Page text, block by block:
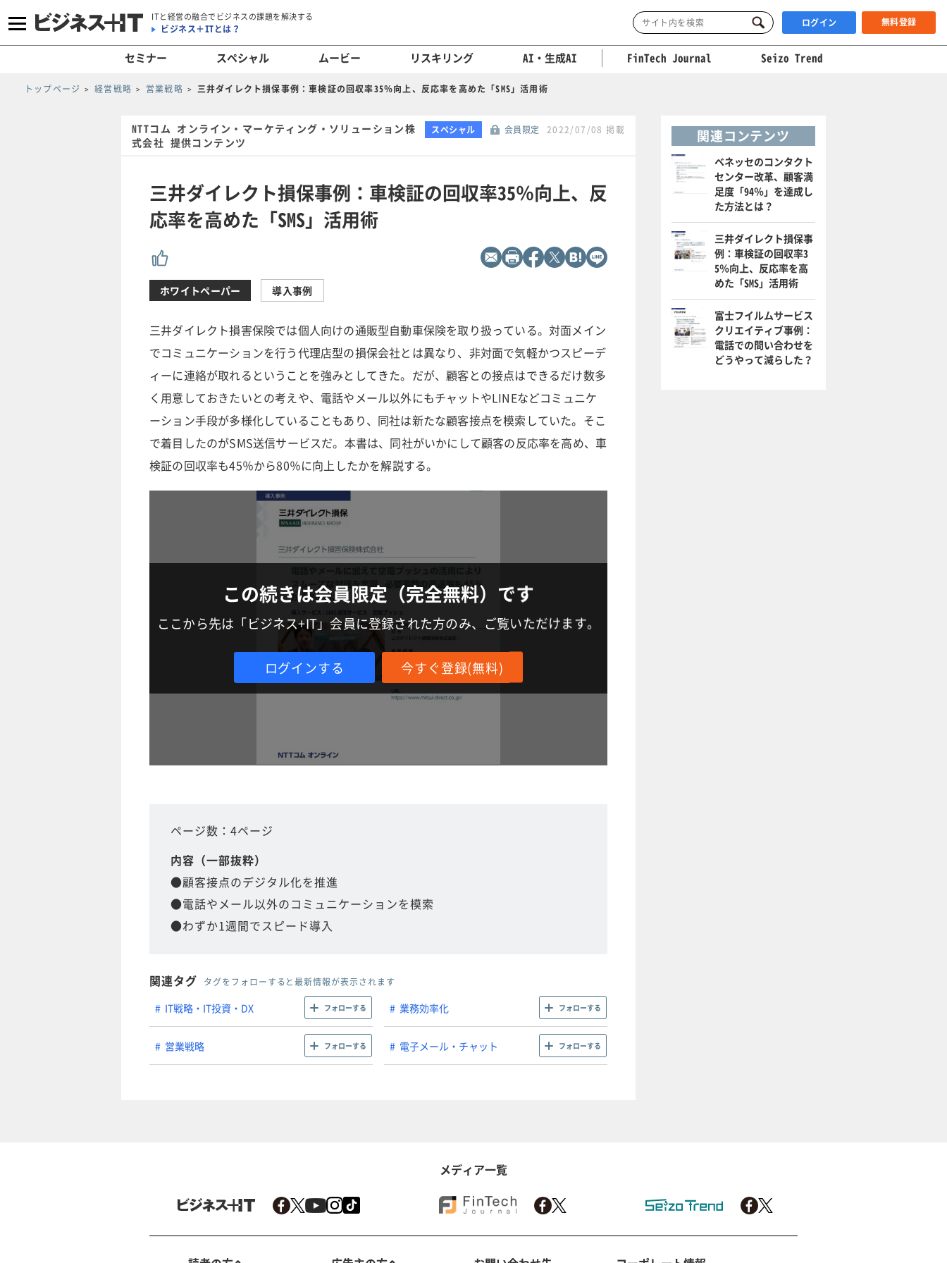
ITと経営の融合でビジネスの課題を解決する
ビジネス＋ITとは？ ログイン 無料登録
セミナー スペシャル ムービー リスキリング AI・生成AI FinTech Journal Seizo Trend
トップページ 経営戦略 営業戦略 三井ダイレクト損保事例：車検証の回収率35％向上、反応率を高めた「SMS」活用術
NTTコム オンライン・マーケティング・ソリューション株
式会社 提供コンテンツ
スペシャル 会員限定 2022/07/08 掲載
三井ダイレクト損保事例：車検証の回収率35％向上、反
応率を高めた「SMS」活用術
ホワイトペーパー 導入事例
三井ダイレクト損害保険では個人向けの通販型自動車保険を取り扱っている。対面メイン
でコミュニケーションを行う代理店型の損保会社とは異なり、非対面で気軽かつスピーデ
ィーに連絡が取れるということを強みとしてきた。だが、顧客との接点はできるだけ数多
く用意しておきたいとの考えや、電話やメール以外にもチャットやLINEなどコミュニケ
ーション手段が多様化していることもあり、同社は新たな顧客接点を模索していた。そこ
で着目したのがSMS送信サービスだ。本書は、同社がいかにして顧客の反応率を高め、車
検証の回収率も45％から80％に向上したかを解説する。
この続きは会員限定（完全無料）です
ここから先は「ビジネス+IT」会員に登録された方のみ、ご覧いただけます。
ログインする 今すぐ登録(無料)
ページ数：4ページ
内容（一部抜粋）
●顧客接点のデジタル化を推進
●電話やメール以外のコミュニケーションを模索
●わずか1週間でスピード導入
関連タグ タグをフォローすると最新情報が表示されます
IT戦略・IT投資・DX フォローする 業務効率化 フォローする
営業戦略 フォローする 電子メール・チャット フォローする
関連コンテンツ
ベネッセのコンタクト
センター改革、顧客満
足度「94％」を達成し
た方法とは？
三井ダイレクト損保事
例：車検証の回収率3
5％向上、反応率を高
めた「SMS」活用術
富士フイルムサービス
クリエイティブ事例：
電話での問い合わせを
どうやって減らした？
メディア一覧